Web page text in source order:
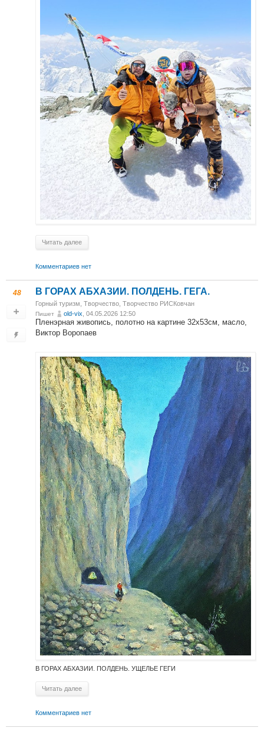
Читать далее
Комментариев нет
48 В ГОРАХ АБХАЗИИ. ПОЛДЕНЬ. ГЕГА.
Горный туризм Творчество Творчество РИСКовчан
Пишет old-vix , 04.05.2026 12:50
Пленэрная живопись, полотно на картине 32х53см, масло,
Виктор Воропаев
В ГОРАХ АБХАЗИИ. ПОЛДЕНЬ. УЩЕЛЬЕ ГЕГИ
Читать далее
Комментариев нет